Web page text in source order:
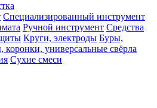
Специализированный инструмент
Ручной инструмент Средства
Круги, электроды Буры,
коронки, универсальные свёрла
Сухие смеси